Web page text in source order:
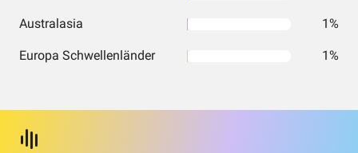
Australasia 1%
Europa Schwellenländer 1%